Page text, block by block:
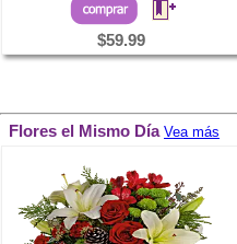
$59.99
Flores el Mismo Día Vea más